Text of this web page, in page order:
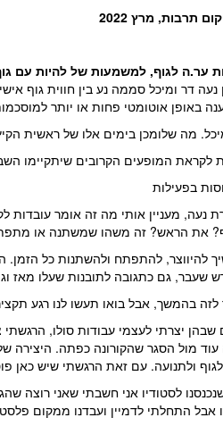
תרבות, מרץ 2022
ער.ה לגוף, למשמעות של להיות עם
נעה דר ומיכל סממה נע בין חווית גוף
באופן אוטומטי פחות או יותר
מה שלומכן בימים אלו של ראשית
המופעים הקרובים שיתקיימו השבוע ב־21
בפעילות
נעה, מעניין אותי מה זה אומר
את הראש? זה משהו שמשתנה או
להיווצר, להתפתח ולהשתנות כל
שעבר, גם כתגובה לתובנות שעלו מאז
לזה בהמשך, אבל בואו תעשו לנו רגע
שבהן יצרתי לעצמי עבודות סולו,
מול הסגר שהקורונה כפתה. היצירה
לגוף ולתנועה. עם זאת הרגשתי שיש כאן
לסטודיו אני חשבתי שאני רוצה
התחלתי לדמיין ועבדנו ממקום